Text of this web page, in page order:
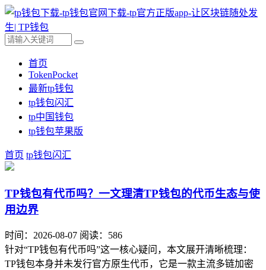
首页
TokenPocket
最新tp钱包
tp钱包闪汇
tp中国钱包
tp钱包苹果版
首页 tp钱包闪汇
TP钱包有代币吗？一文理清TP钱包的代币生态与使
用边界
时间：2026-08-07 阅读：586
针对“TP钱包有代币吗”这一核心疑问，本文展开清晰梳理：
TP钱包本身并未发行官方原生代币，它是一款主流多链加密